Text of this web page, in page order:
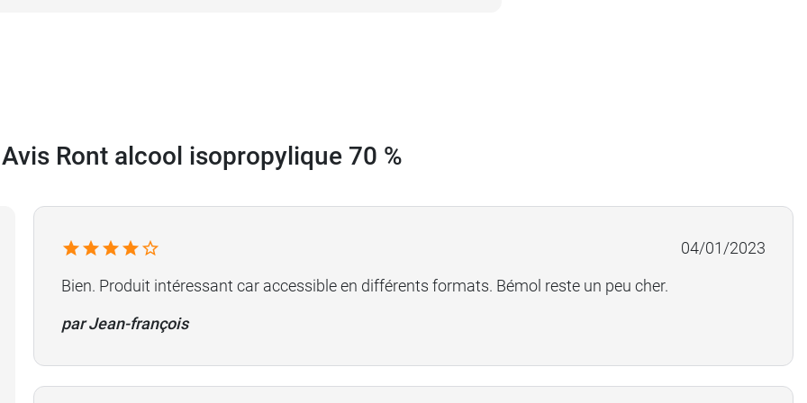
Avis Ront alcool isopropylique 70 %
04/01/2023
Bien. Produit intéressant car accessible en différents formats. Bémol reste un peu cher.
par Jean-françois